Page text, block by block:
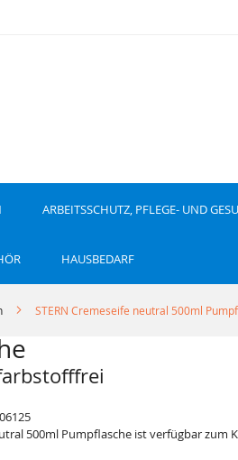
ARBEITSSCHUTZ, PFLEGE- UND
HAUSBEDARF
STERN Cremeseife neutral 500ml
500ml Pumpflasche ist verfügbar zum